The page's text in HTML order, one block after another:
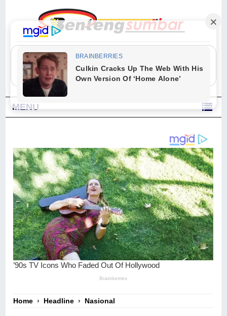
"Sesungguhnya Allah dan para malaikat-Nya berselawat untuk Nabi.
Wahai orang-orang yang beriman, berselawatlah kamu untuk Nabi dan
ucapkanlah salam dengan penuh penghormatan kepadanya." (Qs. Al
Ahzab Ayat 56)
MENU
Home › Headline › Nasional